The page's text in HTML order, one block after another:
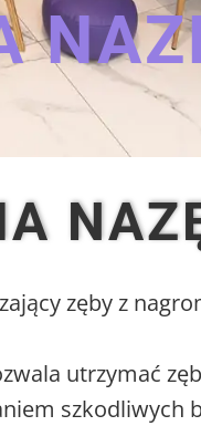
zęby z
utrzymać
szkodliwych